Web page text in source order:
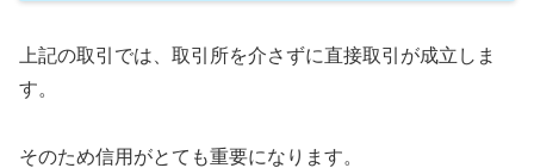
上記の取引では、取引所を介さずに直接取引が成立しま
す。
そのため信用がとても重要になります。